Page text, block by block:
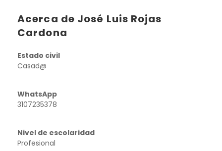
Acerca de José Luis Rojas
Cardona
Estado civil
Casad@
WhatsApp
3107235378
Nivel de escolaridad
Profesional